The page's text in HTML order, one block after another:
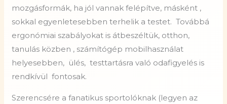
mozgásformák, ha jól vannak felépítve, másként ,
sokkal egyenletesebben terhelik a testet. Továbbá
ergonómiai szabályokat is átbeszéltük, otthon,
tanulás közben , számítógép mobilhasználat
helyesebben, ülés, testtartásra való odafigyelés is
rendkívül fontosak.
Szerencsére a fanatikus sportolóknak (legyen az